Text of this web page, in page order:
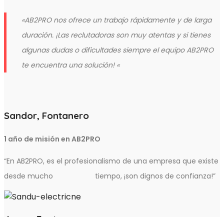
«AB2PRO nos ofrece un trabajo rápidamente y de larga
duración. ¡Las reclutadoras son muy atentas y si tienes
algunas dudas o dificultades siempre el equipo AB2PRO
te encuentra una solución! «
Sandor, Fontanero
1 año de misión en AB2PRO
“En AB2PRO, es el profesionalismo de una empresa que existe
desde mucho tiempo, ¡son dignos de confianza!”